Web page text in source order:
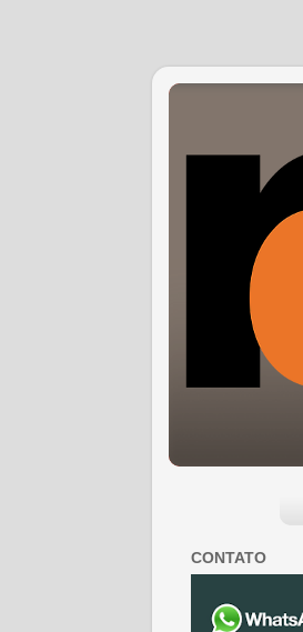
CONTATO